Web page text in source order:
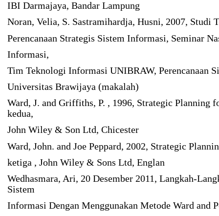
IBI Darmajaya, Bandar Lampung
Noran, Velia, S. Sastramihardja, Husni, 2007, Studi
Perencanaan Strategis Sistem Informasi, Seminar
Informasi,
Tim Teknologi Informasi UNIBRAW, Perencanaan
Universitas Brawijaya (makalah)
Ward, J. and Griffiths, P. , 1996, Strategic Planning
kedua,
John Wiley & Son Ltd, Chicester
Ward, John. and Joe Peppard, 2002, Strategic
ketiga , John Wiley & Sons Ltd, Englan
Wedhasmara, Ari, 20 Desember 2011, Langkah-
Sistem
Informasi Dengan Menggunakan Metode Ward and